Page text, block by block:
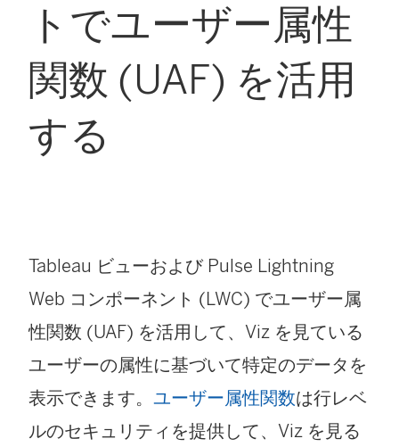
トでユーザー属性
関数 (UAF) を活用
する
Tableau ビューおよび Pulse Lightning
Web コンポーネント (LWC) でユーザー属
性関数 (UAF) を活用して、Viz を見ている
ユーザーの属性に基づいて特定のデータを
表示できます。 ユーザー属性関数は行レベ
ルのセキュリティを提供して、Viz を見る